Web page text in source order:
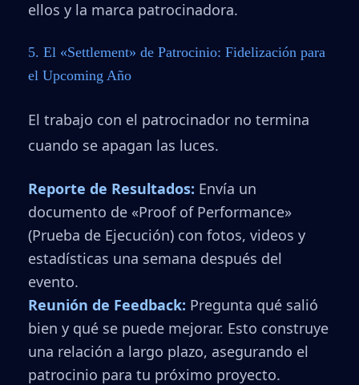
ellos y la marca patrocinadora.
5. El «Settlement» de Patrocinio: Fidelización para
el Upcoming Año
El trabajo con el patrocinador no termina
cuando se apagan las luces.
Reporte de Resultados: Envía un
documento de «Proof of Performance»
(Prueba de Ejecución) con fotos, videos y
estadísticas una semana después del
evento.
Reunión de Feedback: Pregunta qué salió
bien y qué se puede mejorar. Esto construye
una relación a largo plazo, asegurando el
patrocinio para tu próximo proyecto.